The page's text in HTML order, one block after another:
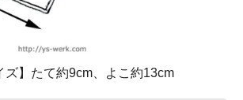
ズ】たて約9cm、よこ約13cm